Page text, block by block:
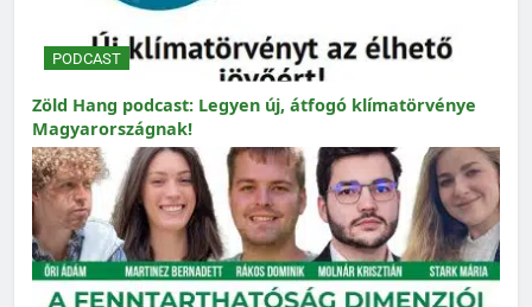
PODCAST
Zöld Hang podcast: Legyen új, átfogó klímatörvénye
Magyarországnak!